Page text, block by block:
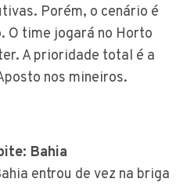
Porém, o cenário é
O time jogará no Horto
A prioridade total é a
nos mineiros.
Bahia
entrou de vez na briga